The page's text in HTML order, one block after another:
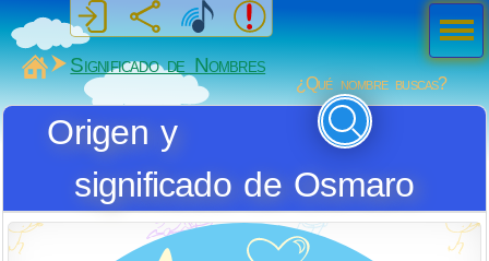
MiSabueso
Significado de Nombres
¿Qué nombre buscas?
Origen y
significado de Osmaro
Men
ú